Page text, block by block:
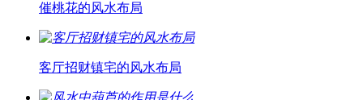
催桃花的风水布局
客厅招财镇宅的风水布局